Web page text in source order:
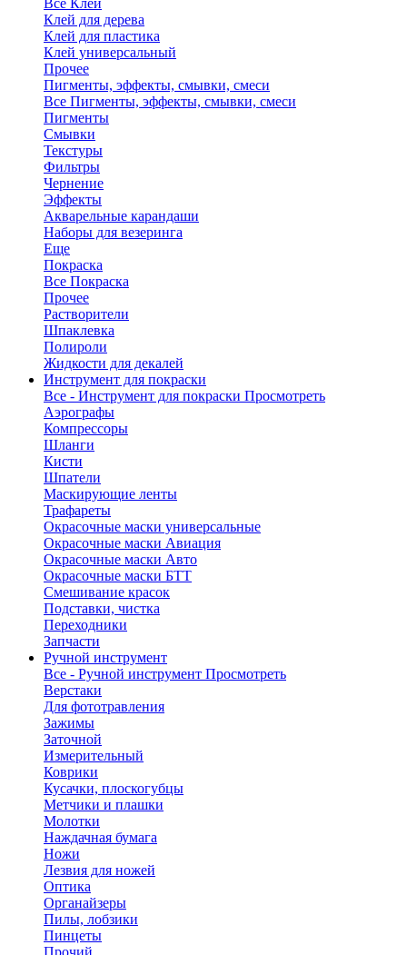
Все Клей
Клей для дерева
Клей для пластика
Клей универсальный
Прочее
Пигменты, эффекты, смывки, смеси
Все Пигменты, эффекты, смывки, смеси
Пигменты
Смывки
Текстуры
Фильтры
Чернение
Эффекты
Акварельные карандаши
Наборы для везеринга
Еще
Покраска
Все Покраска
Прочее
Растворители
Шпаклевка
Полироли
Жидкости для декалей
Инструмент для покраски
Все - Инструмент для покраски Просмотреть
Аэрографы
Компрессоры
Шланги
Кисти
Шпатели
Маскирующие ленты
Трафареты
Окрасочные маски универсальные
Окрасочные маски Авиация
Окрасочные маски Авто
Окрасочные маски БТТ
Смешивание красок
Подставки, чистка
Переходники
Запчасти
Ручной инструмент
Все - Ручной инструмент Просмотреть
Верстаки
Для фототравления
Зажимы
Заточной
Измерительный
Коврики
Кусачки, плоскогубцы
Метчики и плашки
Молотки
Наждачная бумага
Ножи
Лезвия для ножей
Оптика
Органайзеры
Пилы, лобзики
Пинцеты
Прочий